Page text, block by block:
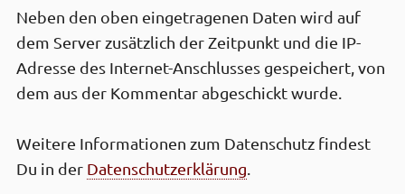
Neben den oben einge­tragenen Daten wird auf
dem Server zusätz­lich der Zeit­punkt und die IP-
Adresse des Internet-Anschlusses gespei­chert, von
dem aus der Kommen­tar abge­schickt wurde.
Weitere Infor­mationen zum Daten­schutz findest
Du in der Daten­schutz­erklärung.